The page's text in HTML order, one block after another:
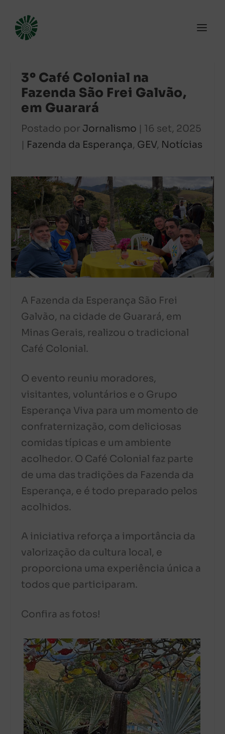
3º Café Colonial na
Fazenda São Frei Galvão,
em Guarará
Postado por Jornalismo | 16 set, 2025
| Fazenda da Esperança, GEV, Notícias
A Fazenda da Esperança São Frei
Galvão, na cidade de Guarará, em
Minas Gerais, realizou o tradicional
Café Colonial.
O evento reuniu moradores,
visitantes, voluntários e o Grupo
Esperança Viva para um momento de
confraternização, com deliciosas
comidas típicas e um ambiente
acolhedor. O Café Colonial faz parte
de uma das tradições da Fazenda da
Esperança, e é todo preparado pelos
acolhidos.
A iniciativa reforça a importância da
valorização da cultura local, e
proporciona uma experiência única a
todos que participaram.
Confira as fotos!